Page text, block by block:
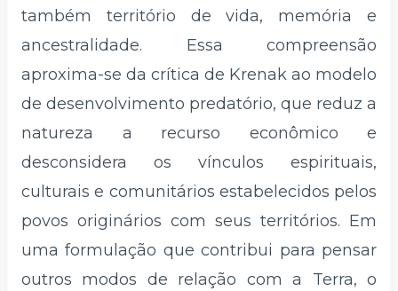
também território de vida, memória e
ancestralidade. Essa compreensão
aproxima-se da crítica de Krenak ao modelo
de desenvolvimento predatório, que reduz a
natureza a recurso econômico e
desconsidera os vínculos espirituais,
culturais e comunitários estabelecidos pelos
povos originários com seus territórios. Em
uma formulação que contribui para pensar
outros modos de relação com a Terra, o